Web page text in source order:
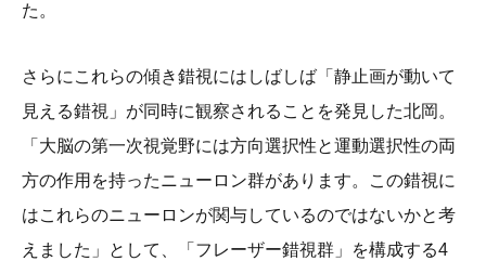
た。
さらにこれらの傾き錯視にはしばしば「静止画が動いて
見える錯視」が同時に観察されることを発見した北岡。
「大脳の第一次視覚野には方向選択性と運動選択性の両
方の作用を持ったニューロン群があります。この錯視に
はこれらのニューロンが関与しているのではないかと考
えました」として、「フレーザー錯視群」を構成する4